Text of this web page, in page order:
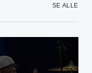
SE ALLE